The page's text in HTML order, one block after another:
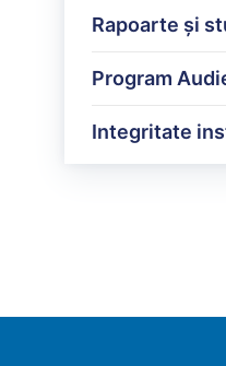
Rapoarte și
Program
Integritate